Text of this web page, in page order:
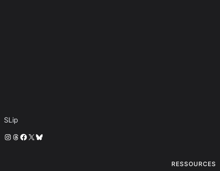
SLip
Instagram
Threads
Facebook
X Bluesky
RESSOURCES